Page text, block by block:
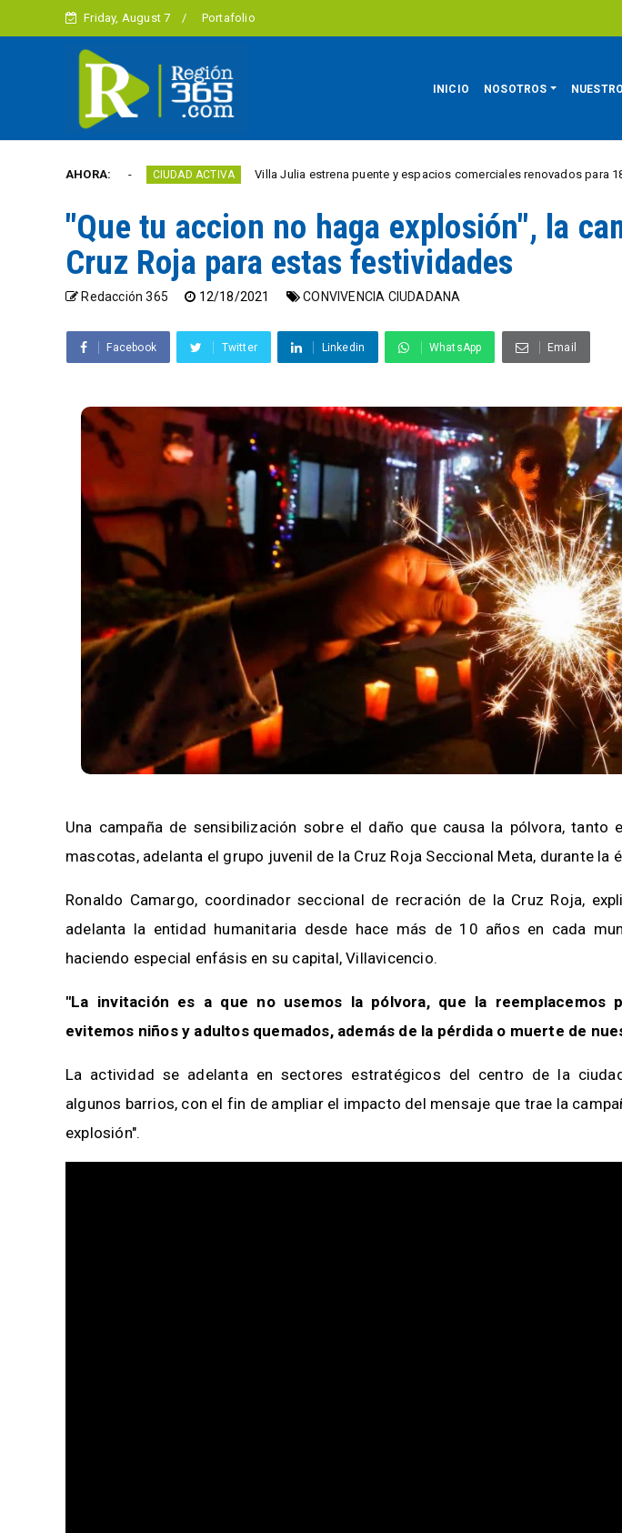
Friday, August 7 Portafolio
INICIO NOSOTROS
AHORA:
CIUDAD ACTIVA Villa Julia estrena puente y espacios comerciales renovados para 18
"Que tu accion no haga explosión", la
Cruz Roja para estas festividades
Redacción 365 12/18/2021 CONVIVENCIA CIUDADANA
Facebook Twitter Linkedin WhatsApp Email
Una campaña de sensibilización sobre el daño que causa la pólvora, tanto
mascotas, adelanta el grupo juvenil de la Cruz Roja Seccional Meta, durante la
Ronaldo Camargo, coordinador seccional de recración de la Cruz Roja,
adelanta la entidad humanitaria desde hace más de 10 años en cada
haciendo especial enfásis en su capital, Villavicencio.
"La invitación es a que no usemos la pólvora, que la reemplacemos
evitemos niños y adultos quemados, además de la pérdida o muerte de
La actividad se adelanta en sectores estratégicos del centro de la
algunos barrios, con el fin de ampliar el impacto del mensaje que trae la
explosión".